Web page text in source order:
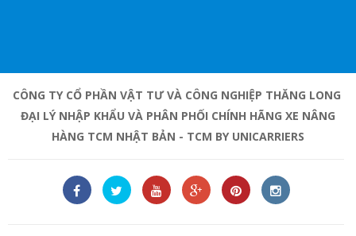
CÔNG TY CỔ PHẦN VẬT TƯ VÀ CÔNG NGHIỆP THĂNG LONG
ĐẠI LÝ NHẬP KHẨU VÀ PHÂN PHỐI CHÍNH HÃNG XE NÂNG
HÀNG TCM NHẬT BẢN - TCM BY UNICARRIERS